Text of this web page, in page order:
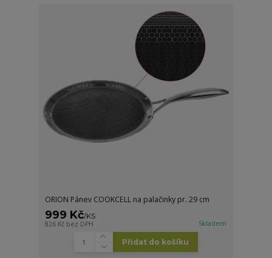
ORION Pánev COOKCELL na palačinky pr. 29 cm
999 Kč/KS
826 Kč bez DPH Skladem
Přidat do košíku